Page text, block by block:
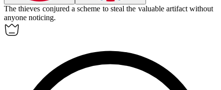
The thieves conjured a scheme to steal the valuable artifact without
anyone noticing.